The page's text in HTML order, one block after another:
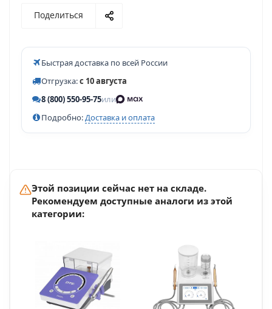
Поделиться
Быстрая доставка по всей России
Отгрузка:с 10 августа
8 (800) 550-95-75или
Подробно:Доставка и оплата
Этой позиции сейчас нет на складе.
Рекомендуем доступные аналоги из этой
категории: